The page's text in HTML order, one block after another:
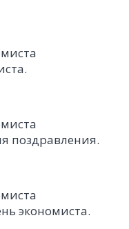
поздравления.
экономиста.